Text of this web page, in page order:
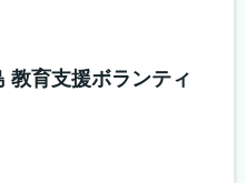
教育支援ボランティ